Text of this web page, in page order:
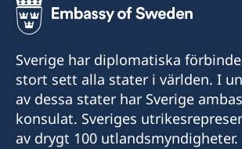
Sverige har diplomatiska
stort sett alla stater i världen. I
av dessa stater har Sverige
konsulat. Sveriges
av drygt 100 utlandsmyndigheter.